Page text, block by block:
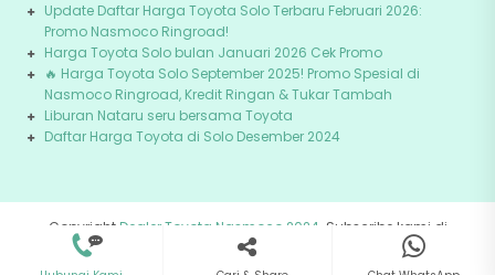
082135707557 +62-81229745678
Update Daftar Harga Toyota Solo Terbaru Februari 2026:
Promo Nasmoco Ringroad!
Harga Toyota Solo bulan Januari 2026 Cek Promo
🔥 Harga Toyota Solo September 2025! Promo Spesial di
Nasmoco Ringroad, Kredit Ringan & Tukar Tambah
Liburan Nataru seru bersama Toyota
Daftar Harga Toyota di Solo Desember 2024
CopyrightDealer Toyota Nasmoco 2024 . Subscribe kami di
Youtube